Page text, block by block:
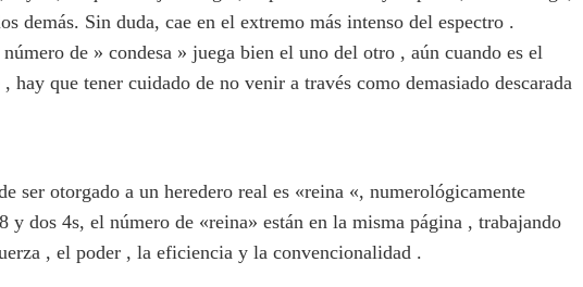
demás. Sin duda, cae en el extremo más intenso del espectro .
de » condesa » juega bien el uno del otro , aún cuando es el
que tener cuidado de no venir a través como demasiado descarada
ser otorgado a un heredero real es «reina «, numerológicamente
y dos 4s, el número de «reina» están en la misma página , trabajando
, el poder , la eficiencia y la convencionalidad .